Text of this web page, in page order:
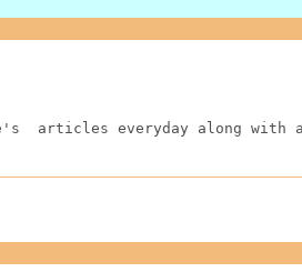
articles everyday along with